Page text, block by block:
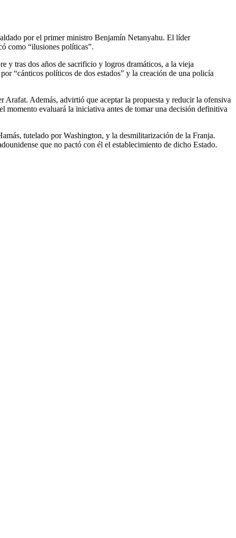
por el primer ministro Benjamín Netanyahu. El líder
como “ilusiones políticas”.
y tras dos años de sacrificio y logros dramáticos, a la vieja
“cánticos políticos de dos estados” y la creación de una policía
Arafat. Además, advirtió que aceptar la propuesta y reducir la ofensiva
momento evaluará la iniciativa antes de tomar una decisión definitiva
tutelado por Washington, y la desmilitarización de la Franja.
que no pactó con él el establecimiento de dicho Estado.